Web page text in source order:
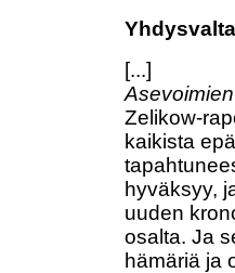
[...]
Zelikow-
kaikista
hyväksyy,
uuden
osalta. Ja
hämäriä ja